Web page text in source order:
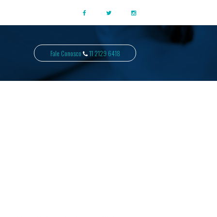
Fale Conosco 11 2129 6418